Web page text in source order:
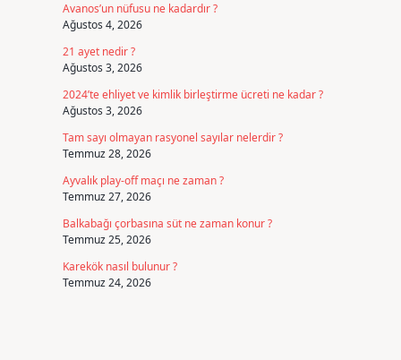
Avanos’un nüfusu ne kadardır ?
Ağustos 4, 2026
21 ayet nedir ?
Ağustos 3, 2026
2024’te ehliyet ve kimlik birleştirme ücreti ne kadar ?
Ağustos 3, 2026
Tam sayı olmayan rasyonel sayılar nelerdir ?
Temmuz 28, 2026
Ayvalık play-off maçı ne zaman ?
Temmuz 27, 2026
Balkabağı çorbasına süt ne zaman konur ?
Temmuz 25, 2026
Karekök nasıl bulunur ?
Temmuz 24, 2026